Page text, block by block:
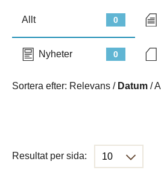
0
Allt
0
Nyheter
Sortera efter: Relevans / Datum /
Resultat per sida: